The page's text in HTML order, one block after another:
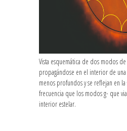
Vista esquemática de dos modos
propagándose en el interior de
menos profundos y se reflejan en
frecuencia que los modos g- que
interior estelar.